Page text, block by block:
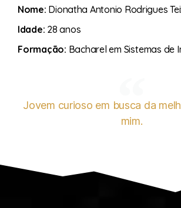
Nome: Dionatha Antonio Rodrigues
Idade: 28 anos
Formação: Bacharel em Sistemas de
Jovem curioso em busca da
mim.